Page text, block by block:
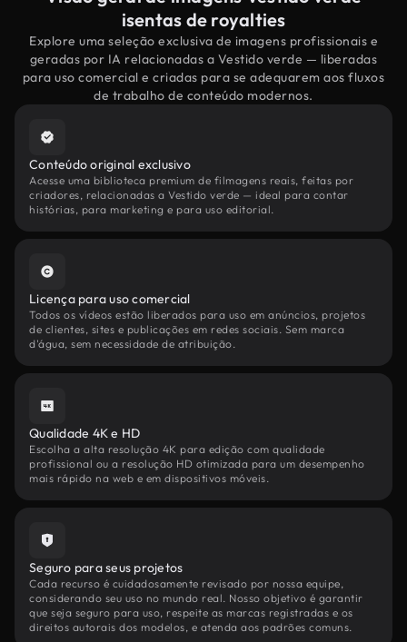
isentas de royalties
Explore uma seleção exclusiva de imagens profissionais e
geradas por IA relacionadas a Vestido verde — liberadas
para uso comercial e criadas para se adequarem aos fluxos
de trabalho de conteúdo modernos.
Conteúdo original exclusivo
Acesse uma biblioteca premium de filmagens reais, feitas por
criadores, relacionadas a Vestido verde — ideal para contar
histórias, para marketing e para uso editorial.
Licença para uso comercial
Todos os vídeos estão liberados para uso em anúncios, projetos
de clientes, sites e publicações em redes sociais. Sem marca
d'água, sem necessidade de atribuição.
Qualidade 4K e HD
Escolha a alta resolução 4K para edição com qualidade
profissional ou a resolução HD otimizada para um desempenho
mais rápido na web e em dispositivos móveis.
Seguro para seus projetos
Cada recurso é cuidadosamente revisado por nossa equipe,
considerando seu uso no mundo real. Nosso objetivo é garantir
que seja seguro para uso, respeite as marcas registradas e os
direitos autorais dos modelos, e atenda aos padrões comuns.